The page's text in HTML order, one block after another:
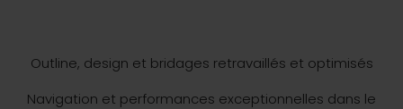
Outline, design et bridages retravaillés et optimisés
Navigation et performances exceptionnelles dans le